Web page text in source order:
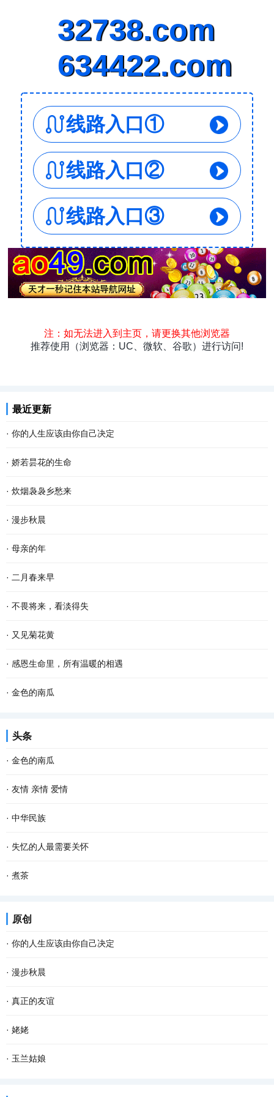
最新
快料 独闻 本地
最近更新
· 你的人生应该由你自己决定
看过一段话：“这个世界，没有任何一条规定，要你必须温柔开朗，要
你必须善解人意。你就做你自己，奇怪一点也不要紧，做得不是很好
也不要紧。因为做自己这件事，不会有人比你...
· 娇若昙花的生命
今早开门，我家的那只土黄色的小狗静静地平躺在马路的中间，它死
了。这个幼小的 快乐 的生命就这样消亡了，我的心忽然被揪住的感
觉。 对于这个小生命的到来，很是偶然。约两个...
· 炊烟袅袅乡愁来
在城里 生活 久了，我会觉得累，便到城郊漫步散心。忽然，看见农家
屋顶炊烟袅袅，久违之余，乡愁也就陡然升腾，渐渐浓烈起来。 “炊
烟是有灵性的，不信，你看嘛！”记得这是母...
· 漫步秋晨
清早，薄雾浓云，东方的天空仍有一抹儿亮色，远远的路灯像点点闪
烁的疏星，马路像是一条霓虹般的隧道，朦胧而幽深，微风吹来，空
气还是那般清凉甜爽。此时已经有紧张晨扫的人...
· 母亲的年
老舍曾说，人，即使活到八九十岁，有母亲便可以多少还有点孩子
气，有母亲的人，心里是安定的。 一转眼，母亲离开我们已经整整七
年了，再过一个多月就是2022年的春节了，我更加...
· 二月春来早
二月的大地，已过立春节气，这就是春天了。 只是春风料峭，倒春寒
还在做最后的挣扎，企图在人间制造出最后的一点风浪，但是大地的
深处已被喊醒，春天的温暖势不可挡，无论是天...
· 不畏将来，看淡得失
到了一定年龄，回望过去，有很多美好的回忆，仿佛还鲜活如昨，历
历在目。然而故事却再也无法重演了。 物是人非事事休，唯有剩
下“人面不知何处去，桃花依旧笑春风”的无奈感伤...
· 又见菊花黄
记不清从什么时候开始，迷上了冠小体瘦的野菊花，颇有山野归来不
看菊的意味。曾想种一片野菊，可是找不到那么一块地。而且我知
· 感恩生命里，所有温暖的相遇
有人说，“世间的一切都是遇见，就像冷遇见了暖，有了雨；春遇见了
· 金色的南瓜
头条
· 金色的南瓜
乡村的农事当中，最省劲儿的当数种南瓜。 暮春或者夏初，找一个晴
朗的天气，从瓦罐里翻出储藏一冬的南瓜种子，晒一晒，浸点水，随
手种进松软的泥土里。南瓜野性、皮实，对土壤...
· 友情 亲情 爱情
“疾风怒雨，禽鸟戚戚；霁日光风，草木欣欣。可见天地不可一日无和
气，人心不可一日无喜神。”纵观大千世界，放眼芸芸众生，每遭天灾
人祸之事，每逢生命攸关之际，每遇窘境困...
· 中华民族
一个庞大的民族 一条曲折的路 起起伏伏 风雨如注 始终屹立在高处 亲
和的舞 敌对的舞 周天的舞 在明与暗中循环 走出了抗击一片 爱与恨是
· 失忆的人最需要关怀
失忆的感觉你能体会到吗？ ——体会不到。 当你失忆的时候你又能体
· 煮茶
原创
· 你的人生应该由你自己决定
看过一段话：“这个世界，没有任何一条规定，要你必须温柔开朗，要
你必须善解人意。你就做你自己，奇怪一点也不要紧，做得不是很好
也不要紧。因为做自己这件事，不会有人比你...
· 漫步秋晨
清早，薄雾浓云，东方的天空仍有一抹儿亮色，远远的路灯像点点闪
烁的疏星，马路像是一条霓虹般的隧道，朦胧而幽深，微风吹来，空
气还是那般清凉甜爽。此时已经有紧张晨扫的人...
· 真正的友谊
数学老师为了激发我们的学习兴趣，开发我们的智力，让每个同学买
了一个华容道。同学们都爱不释手，一下课就苦心钻研怎样才能让曹
· 姥姥
我姥姥出生在上个世纪战火纷飞的年代，一生养育了8位子女。她一生
· 玉兰姑娘